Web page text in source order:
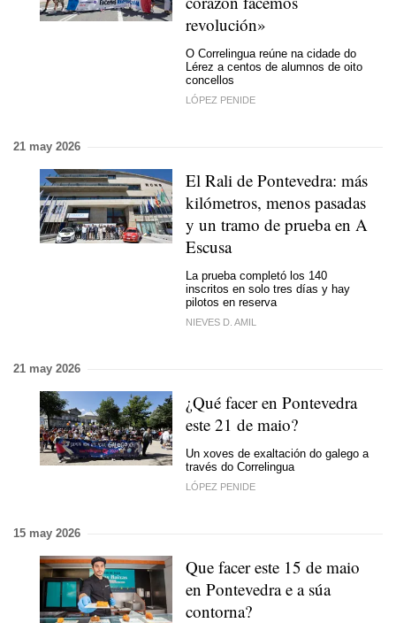
revolución»
O Correlingua reúne na cidade do
Lérez a centos de alumnos de oito
concellos
LÓPEZ PENIDE
21 may 2026
El Rali de Pontevedra: más
kilómetros, menos pasadas
y un tramo de prueba en A
Escusa
La prueba completó los 140
inscritos en solo tres días y hay
pilotos en reserva
NIEVES D. AMIL
21 may 2026
¿Qué facer en Pontevedra
este 21 de maio?
Un xoves de exaltación do galego a
través do Correlingua
LÓPEZ PENIDE
15 may 2026
Que facer este 15 de maio
en Pontevedra e a súa
contorna?